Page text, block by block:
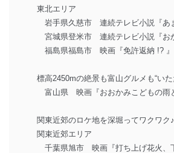
東北エリア
岩手県久慈市 連続テレビ小説『あま
宮城県登米市 連続テレビ小説『おか
福島県福島市 映画『免許返納 !? 』
標高2450mの絶景も富山グルメも“いた
富山県 映画『おおかみこどもの雨と
関東近郊のロケ地を深堀ってワクワク♪
関束近郊エリア
千葉県旭市 映画『打ち上げ花火、下